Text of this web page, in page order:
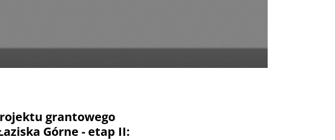
grantowego
Górne - etap II: